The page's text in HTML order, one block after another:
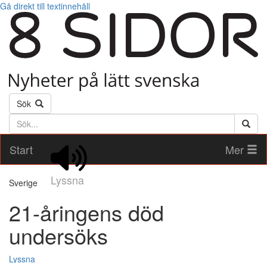
Gå direkt till textinnehåll
Sök
Söktext
Start
Lyssna
Mer
Sverige
21-åringens död
undersöks
Lyssna